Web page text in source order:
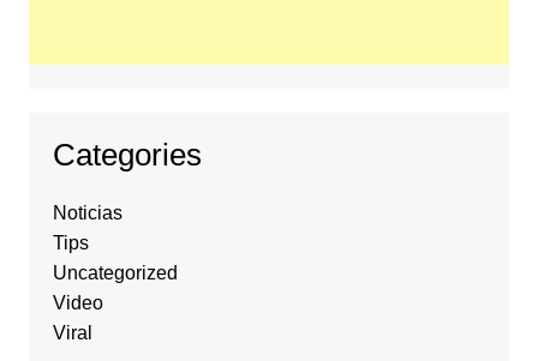
Categories
Noticias
Tips
Uncategorized
Video
Viral